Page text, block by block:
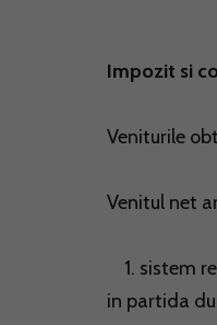
Impozit si
Veniturile
Venitul net
1. sistem
in partida